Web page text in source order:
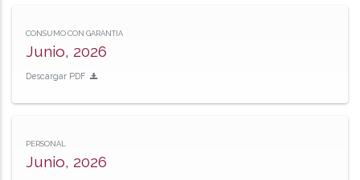
CONSUMO CON GARANTIA
Junio, 2026
Descargar PDF
PERSONAL
Junio, 2026